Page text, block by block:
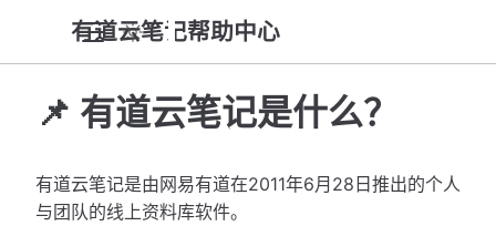
有道云笔记帮助中心
📌 有道云笔记是什么？
有道云笔记是由网易有道在2011年6月28日推出的个人
与团队的线上资料库软件。